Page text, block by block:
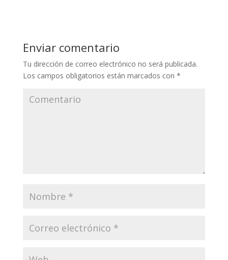
Enviar comentario
Tu dirección de correo electrónico no será publicada.
Los campos obligatorios están marcados con *